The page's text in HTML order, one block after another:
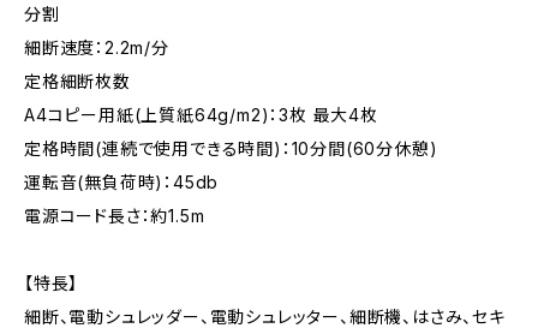
分割
細断速度：2.2m/分
定格細断枚数
A4コピー用紙(上質紙64g/m2)：3枚 最大4枚
定格時間(連続で使用できる時間)：10分間(60分休憩)
運転音(無負荷時)：45db
電源コード長さ：約1.5m
【特長】
細断、電動シュレッダー、電動シュレッター、細断機、はさみ、セキ